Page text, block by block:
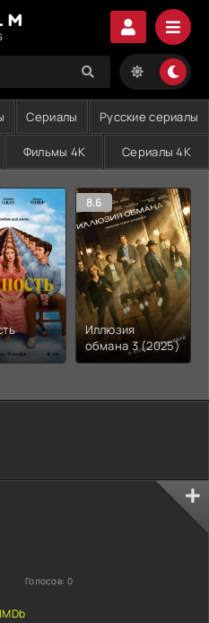
Сериалы Русские сериалы
Фильмы 4K Сериалы 4K
8.6
Иллюзия
обмана 3 (2025)
Голосов: 0